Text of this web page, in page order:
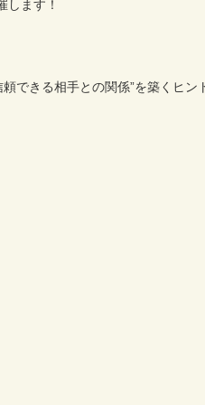
します！
できる相手との関係”を築くヒン